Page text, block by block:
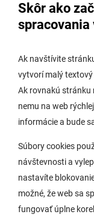
Skôr ako
spracovania
Ak navštívite
vytvorí malý
Ak rovnakú stránku
nemu na web
informácie a bude
Súbory cookies
návštevnosti a
nastavíte
možné, že web sa
fungovať úplne
Úradná tabuľa
Potrebujem
Samospráva
O Lamači
Mobilná